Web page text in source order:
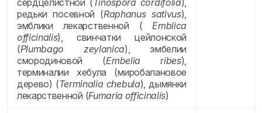
сердцелистной ( Tinospora cordifolia),
редьки посевной (Raphanus sativus),
эмблики лекарственной ( Emblica
officinalis), свинчатки цейлонской
(Plumbago zeylanica), эмбелии
смородиновой (Embelia ribes),
терминалии хебула (миробалановое
дерево) (Terminalia chebula), дымянки
лекарственной (Fumaria officinalis)